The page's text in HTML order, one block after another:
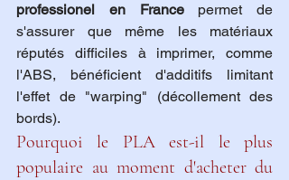
professionel en France permet de
s'assurer que même les matériaux
réputés difficiles à imprimer, comme
l'ABS, bénéficient d'additifs limitant
l'effet de "warping" (décollement des
bords).
Pourquoi le PLA est-il le plus
populaire au moment d'acheter du